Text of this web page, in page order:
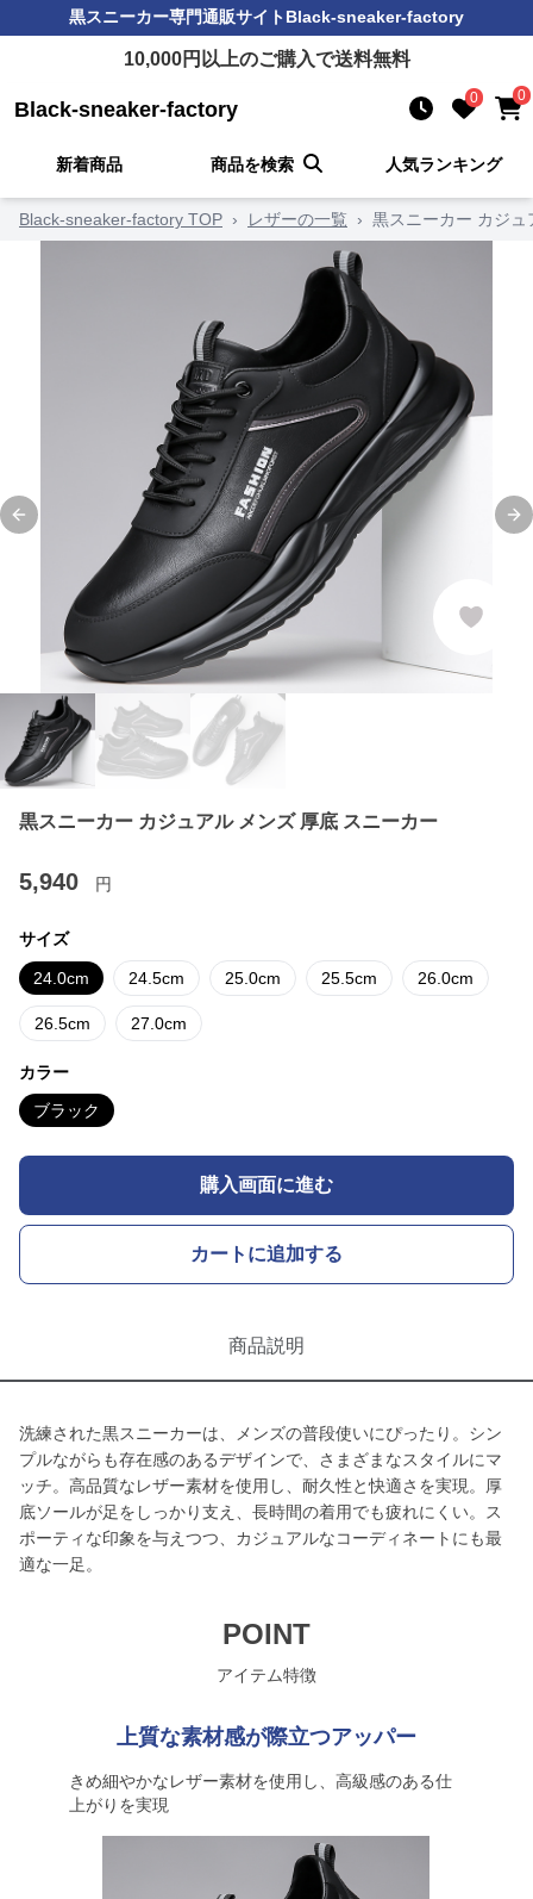
黒スニーカー専門通販サイトBlack-sneaker-factory
10,000円以上のご購入で送料無料
Black-sneaker-factory 0 0
新着商品 商品を検索 人気ランキング
Black-sneaker-factory TOP › レザーの一覧 › 黒スニーカー カジ
Previous slide
黒スニーカー カジュアル メンズ 厚底 スニーカー
5,940 円
サイズ
24.0cm 24.5cm 25.0cm 25.5cm 26.0cm
26.5cm 27.0cm
カラー
ブラック
購入画面に進む
カートに追加する
商品説明
洗練された黒スニーカーは、メンズの普段使いにぴったり。シン
プルながらも存在感のあるデザインで、さまざまなスタイルにマ
ッチ。高品質なレザー素材を使用し、耐久性と快適さを実現。厚
底ソールが足をしっかり支え、長時間の着用でも疲れにくい。ス
ポーティな印象を与えつつ、カジュアルなコーディネートにも最
適な一足。
POINT
アイテム特徴
上質な素材感が際立つアッパー
きめ細やかなレザー素材を使用し、高級感のある仕
上がりを実現